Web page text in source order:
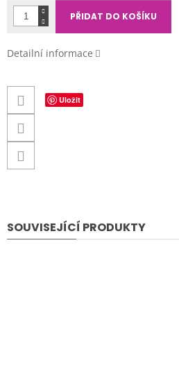
PŘIDAT DO KOŠÍKU
Detailní informace
Uložit
SOUVISEJÍCÍ PRODUKTY